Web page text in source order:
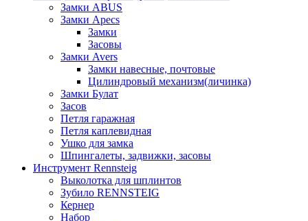
Замки ABUS
Замки Apecs
Замки
Засовы
Замки Avers
Замки навесные, почтовые
Цилиндровый механизм(личинка)
Замки Булат
Засов
Петля гаражная
Петля каплевидная
Ушко для замка
Шпингалеты, задвижки, засовы
Инструмент Rennsteig
Выколотка для шплинтов
Зубило RENNSTEIG
Кернер
Набор